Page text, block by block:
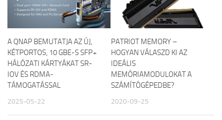
A QNAP BEMUTATJA AZ ÚJ,
KÉTPORTOS, 10 GBE-S SFP+
HÁLÓZATI KÁRTYÁKAT SR-
IOV ÉS RDMA-
TÁMOGATÁSSAL
2025-05-22
PATRIOT MEMORY –
HOGYAN VÁLASZD KI AZ
IDEÁLIS
MEMÓRIAMODULOKAT A
SZÁMÍTÓGÉPEDBE?
2020-09-25